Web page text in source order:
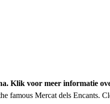
Klik voor meer informatie
famous Mercat dels Encants.